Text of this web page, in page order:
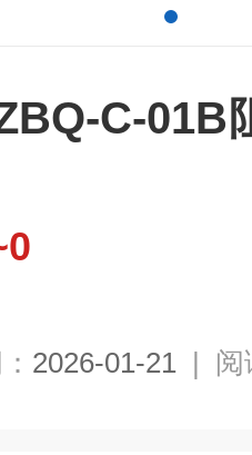
C-01B
2026-01-21 | 阅